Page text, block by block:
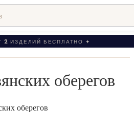
2 ИЗДЕЛИЙ БЕСПЛАТНО ✦
оберегов
оберегов